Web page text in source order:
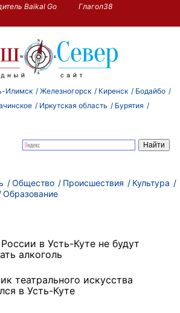
Baikal Go
Глагол38
Илимск Железногорск Киренск
Бодайбо
Иркутская область
Бурятия
Общество Происшествия
Культура
Образование
в Усть-Куте не будут
алкоголь
театрального искусства
в Усть-Куте